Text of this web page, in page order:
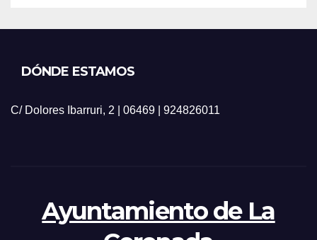
DÓNDE ESTAMOS
C/ Dolores Ibarruri, 2 | 06469 | 924826011
Ayuntamiento de La